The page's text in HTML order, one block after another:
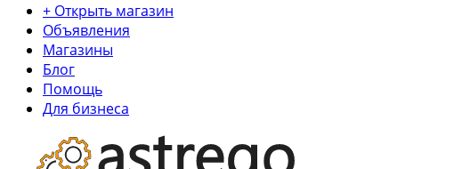
+ Открыть магазин
Объявления
Магазины
Блог
Помощь
Для бизнеса